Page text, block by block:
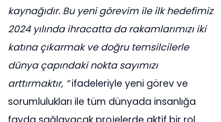
kaynağıdır. Bu yeni görevim ile ilk hedefimiz
2024 yılındaihracatta da rakamlarımızı iki
katına çıkarmak ve doğru temsilcilerle
dünya çapındaki nokta sayımızı
arttırmaktır, ”ifadeleriyle yeni görev ve
sorumlulukları ile tüm dünyada insanlığa